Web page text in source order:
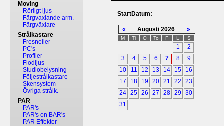
Moving
Rörligt ljus
Färgvaxlande arm.
Färgväxlare
Strålkastare
Fresneller
PC's
Profiler
Flodljus
Studiobelysning
Följestrålkastare
Skensystem
Övriga strålk.
PAR
PAR's
PAR's on BAR's
PAR Effekter
StartDatum:
« Augusti 2026 »
M Ti O To F L S
1
2
3
4 5 6 7 8
9
10
11 12 13 14 15
16
17
18 19 20 21 22
23
24 25 26 27 28 29
30
31